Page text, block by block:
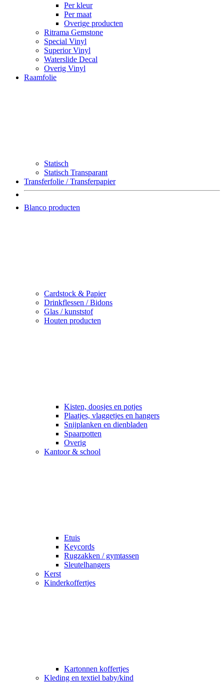
Per kleur
Per maat
Overige producten
Ritrama Gemstone
Special Vinyl
Superior Vinyl
Waterslide Decal
Overig Vinyl
Raamfolie
Statisch
Statisch Transparant
Transferfolie / Transferpapier
Blanco producten
Cardstock & Papier
Drinkflessen / Bidons
Glas / kunststof
Houten producten
Kisten, doosjes en potjes
Plaatjes, vlaggetjes en hangers
Snijplanken en dienbladen
Spaarpotten
Overig
Kantoor & school
Etuis
Keycords
Rugzakken / gymtassen
Sleutelhangers
Kerst
Kinderkoffertjes
Kartonnen koffertjes
Kleding en textiel baby/kind